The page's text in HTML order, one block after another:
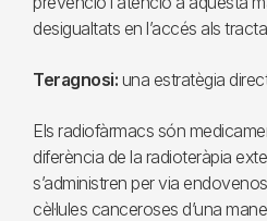
desigualtats en l’accés als
Teragnosi: una estratègia
Els radiofàrmacs són
diferència de la radioteràpia
s’administren per via
cèl·lules canceroses d’una